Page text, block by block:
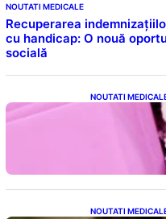
NOUTATI MEDICALE
Recuperarea
cu handicap: O nouă
socială
NOUTATI
a riscurilor
NOUTATI